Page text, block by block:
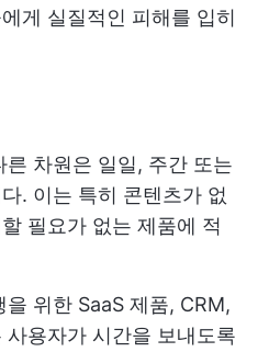
게 실질적인 피해를 입히
차원은 일일, 주간 또는
. 이는 특히 콘텐츠가 없
필요가 없는 제품에 적
위한 SaaS 제품, CRM,
용자가 시간을 보내도록